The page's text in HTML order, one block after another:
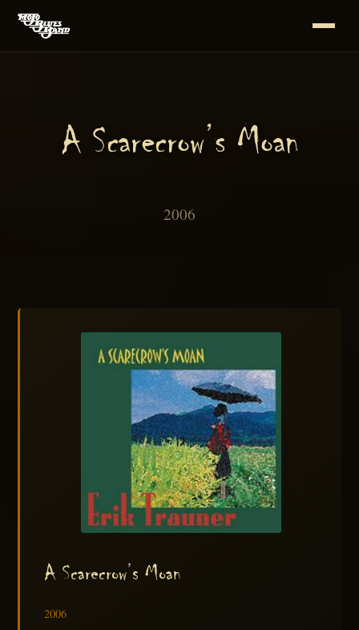
A Scarecrow’s Moan
2006
A Scarecrow’s Moan
2006